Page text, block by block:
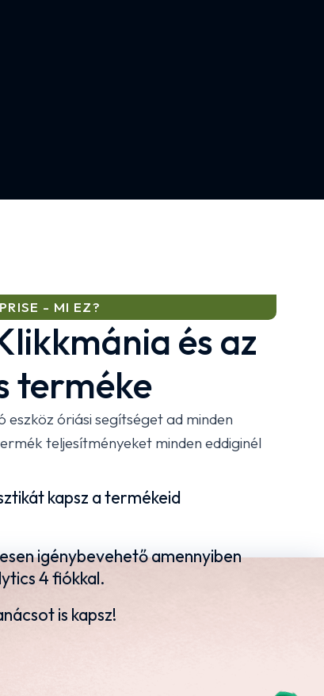
- MI EZ?
és az
terméke
eszköz óriási segítséget ad minden
teljesítményeket minden eddiginél
kapsz a termékeid
igénybevehető amennyiben
4 fiókkal.
is kapsz!